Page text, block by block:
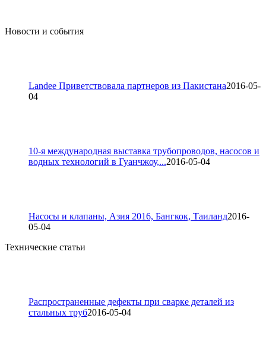
Новости и события
Landee Приветствовала партнеров из Пакистана2016-05-
04
10-я международная выставка трубопроводов, насосов и
водных технологий в Гуанчжоу,...2016-05-04
Насосы и клапаны, Азия 2016, Бангкок, Таиланд2016-
05-04
Технические статьи
Распространенные дефекты при сварке деталей из
стальных труб2016-05-04